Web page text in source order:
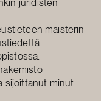
maisterin
sijoittanut minut